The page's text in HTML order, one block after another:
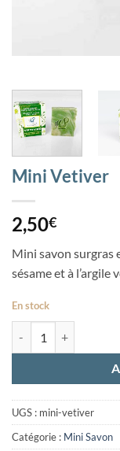
Mini Vetiver
2,50€
Mini savon surgras
sésame et à l’argile
En stock
UGS : mini-vetiver
Catégorie : Mini Savon